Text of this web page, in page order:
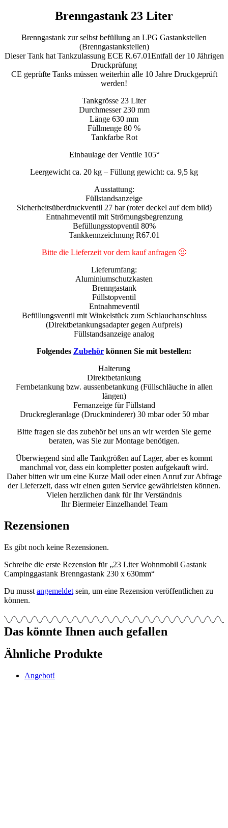
Brenngastank 23 Liter
Brenngastank zur selbst befüllung an LPG Gastankstellen
(Brenngastankstellen)
Dieser Tank hat Tankzulassung ECE R.67.01Entfall der 10 Jährigen
Druckprüfung
CE geprüfte Tanks müssen weiterhin alle 10 Jahre Druckgeprüft
werden!
Tankgrösse 23 Liter
Durchmesser 230 mm
Länge 630 mm
Füllmenge 80 %
Tankfarbe Rot
Einbaulage der Ventile 105°
Leergewicht ca. 20 kg – Füllung gewicht: ca. 9,5 kg
Ausstattung:
Füllstandsanzeige
Sicherheitsüberdruckventil 27 bar (roter deckel auf dem bild)
Entnahmeventil mit Strömungsbegrenzung
Befüllungsstopventil 80%
Tankkennzeichnung R67.01
Bitte die Lieferzeit vor dem kauf anfragen 🙂
Lieferumfang:
Aluminiumschutzkasten
Brenngastank
Füllstopventil
Entnahmeventil
Befüllungsventil mit Winkelstück zum Schlauchanschluss
(Direktbetankungsadapter gegen Aufpreis)
Füllstandsanzeige analog
Folgendes Zubehör können Sie mit bestellen:
Halterung
Direktbetankung
Fernbetankung bzw. aussenbetankung (Füllschläuche in allen
längen)
Fernanzeige für Füllstand
Druckregleranlage (Druckminderer) 30 mbar oder 50 mbar
Bitte fragen sie das zubehör bei uns an wir werden Sie gerne
beraten, was Sie zur Montage benötigen.
Überwiegend sind alle Tankgrößen auf Lager, aber es kommt
manchmal vor, dass ein kompletter posten aufgekauft wird.
Daher bitten wir um eine Kurze Mail oder einen Anruf zur Abfrage
der Lieferzeit, dass wir einen guten Service gewährleisten können.
Vielen herzlichen dank für Ihr Verständnis
IhrBiermeierEinzelhandel Team
Rezensionen
Es gibt noch keine Rezensionen.
Schreibe die erste Rezension für „23 Liter Wohnmobil Gastank
Campinggastank Brenngastank 230 x 630mm“
Du musst angemeldet sein, um eine Rezension veröffentlichen zu
können.
Das könnte Ihnen auch gefallen
Ähnliche Produkte
Angebot!